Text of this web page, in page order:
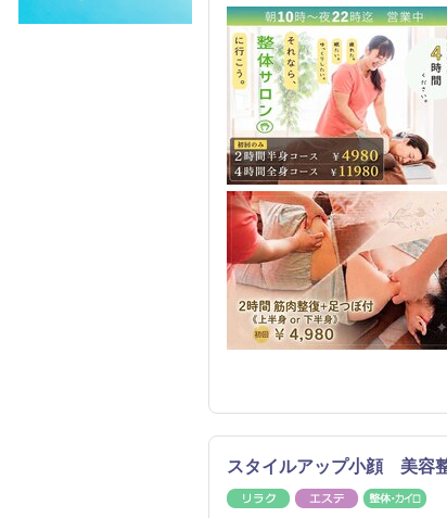
スタイルアップ小顔 美容
リラク エステ